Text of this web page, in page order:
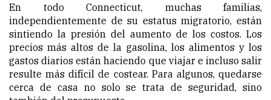
En todo Connecticut, muchas familias,
independientemente de su estatus migratorio, están
sintiendo la presión del aumento de los costos. Los
precios más altos de la gasolina, los alimentos y los
gastos diarios están haciendo que viajar e incluso salir
resulte más difícil de costear. Para algunos, quedarse
cerca de casa no solo se trata de seguridad, sino